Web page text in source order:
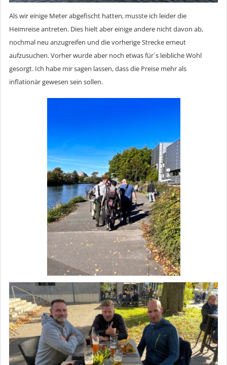
Als wir einige Meter abgefischt hatten, musste ich leider die
Heimreise antreten. Dies hielt aber einige andere nicht davon ab,
nochmal neu anzugreifen und die vorherige Strecke erneut
aufzusuchen. Vorher wurde aber noch etwas für´s leibliche Wohl
gesorgt. Ich habe mir sagen lassen, dass die Preise mehr als
inflationär gewesen sein sollen.